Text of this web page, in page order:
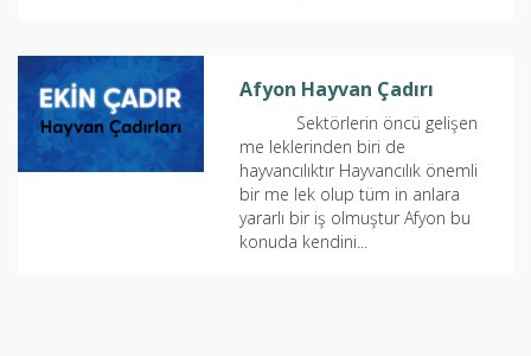
Afyon Hayvan Çadırı
Sektörlerin öncü gelişen
me leklerinden biri de
hayvancılıktır Hayvancılık önemli
bir me lek olup tüm in anlara
yararlı bir iş olmuştur Afyon bu
konuda kendini...